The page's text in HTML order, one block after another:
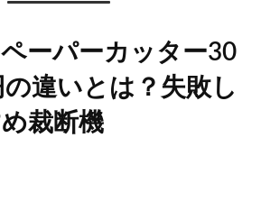
ーパーカッター30
違いとは？失敗し
裁断機